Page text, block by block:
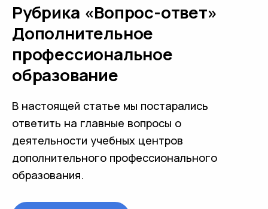
Рубрика «Вопрос-ответ»
Дополнительное
профессиональное
образование
В настоящей статье мы постарались
ответить на главные вопросы о
деятельности учебных центров
дополнительного профессионального
образования.